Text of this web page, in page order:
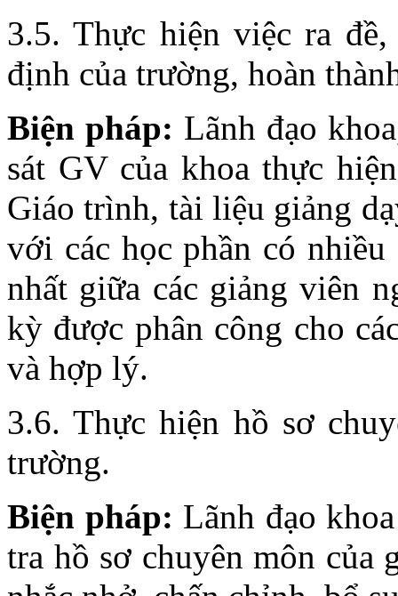
3.5. Thực hiện việc ra
định của trường, hoàn
Biện pháp: Lãnh đạo
sát GV của khoa thực
Giáo trình, tài liệu giảng
với các học phần có
nhất giữa các giảng viên
kỳ được phân công cho
và hợp lý.
3.6. Thực hiện hồ sơ
trường.
Biện pháp: Lãnh đạo
tra hồ sơ chuyên môn